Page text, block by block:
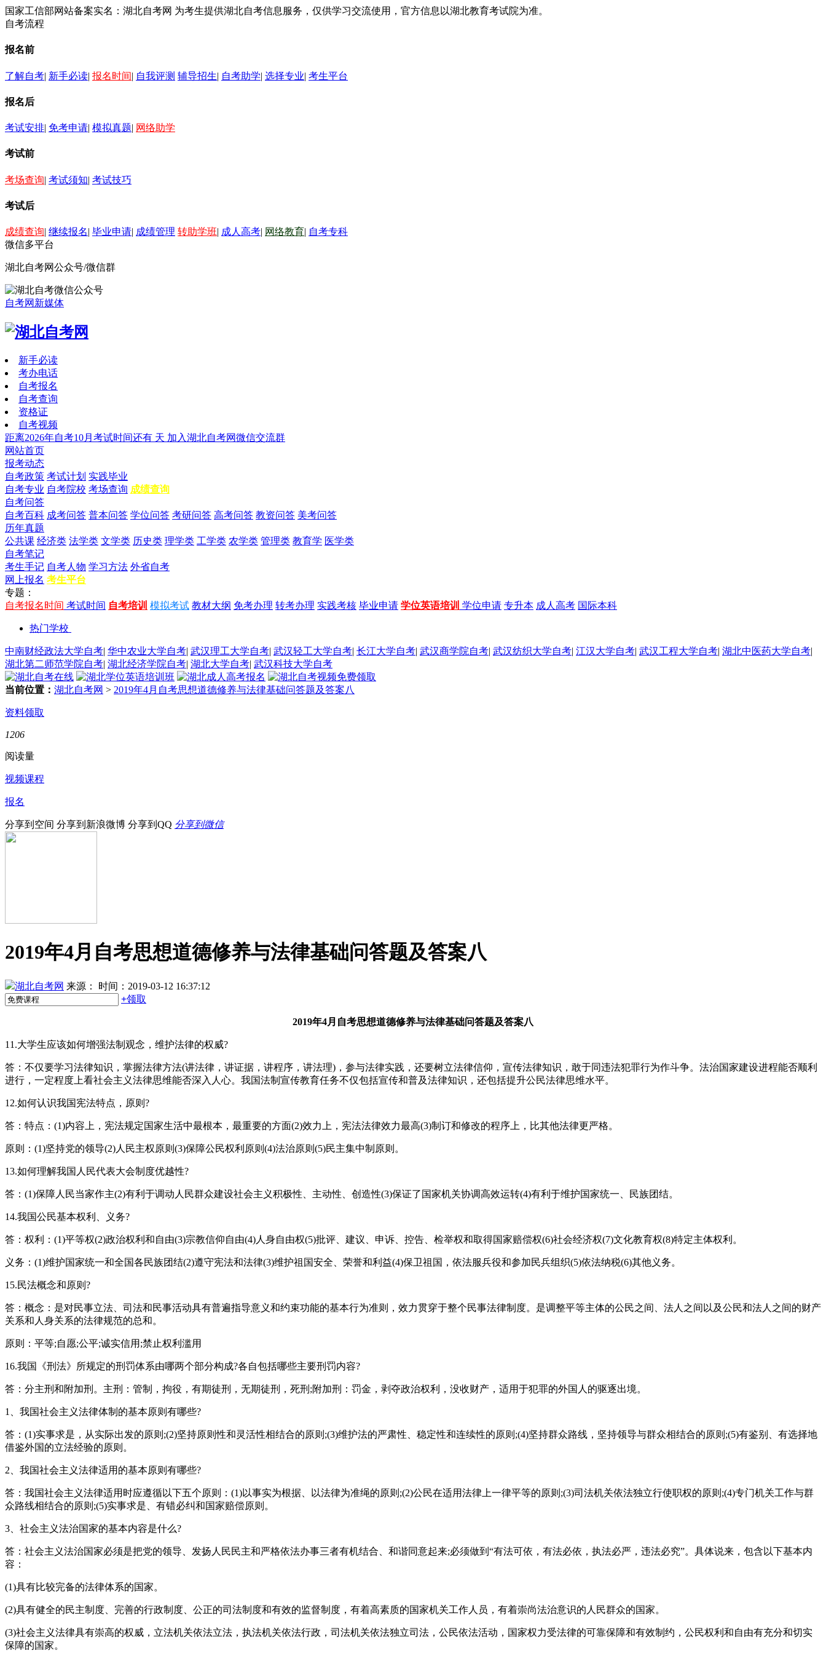
国家工信部网站备案实名：湖北自考网 为考生提供湖北自考信息服务，仅供学习交流使用，官方信息以湖北教育考试院为准。
自考流程
报名前
了解自考| 新手必读| 报名时间| 自我评测 辅导招生| 自考助学| 选择专业| 考生平台
报名后
考试安排| 免考申请| 模拟真题| 网络助学
考试前
考场查询| 考试须知| 考试技巧
考试后
成绩查询| 继续报名| 毕业申请| 成绩管理 转助学班| 成人高考| 网络教育| 自考专科
微信多平台
湖北自考网公众号/微信群
自考网新媒体
新手必读
考办电话
自考报名
自考查询
资格证
自考视频
距离2026年自考10月考试时间还有 天 加入湖北自考网微信交流群
网站首页
报考动态
自考政策 考试计划 实践毕业
自考专业 自考院校 考场查询 成绩查询
自考问答
自考百科 成考问答 普本问答 学位问答 考研问答 高考问答 教资问答 美考问答
历年真题
公共课 经济类 法学类 文学类 历史类 理学类 工学类 农学类 管理类 教育学 医学类
自考笔记
考生手记 自考人物 学习方法 外省自考
网上报名 考生平台
专题：
自考报名时间 考试时间 自考培训 模拟考试 教材大纲 免考办理 转考办理 实践考核 毕业申请 学位英语培训 学位申请 专升本 成人高考 国际本科
热门学校
中南财经政法大学自考| 华中农业大学自考| 武汉理工大学自考| 武汉轻工大学自考| 长江大学自考| 武汉商学院自考| 武汉纺织大学自考| 江汉大学自考| 武汉工程大学自考| 湖北中医药大学自考|
湖北第二师范学院自考| 湖北经济学院自考| 湖北大学自考| 武汉科技大学自考
当前位置： 湖北自考网 > 2019年4月自考思想道德修养与法律基础问答题及答案八
资料领取
1206
阅读量
视频课程
报名
分享到空间 分享到新浪微博 分享到QQ 分享到微信
2019年4月自考思想道德修养与法律基础问答题及答案八
湖北自考网 来源：
时间：2019-03-12 16:37:12
+领取
2019年4月自考思想道德修养与法律基础问答题及答案八
11.大学生应该如何增强法制观念，维护法律的权威?
答：不仅要学习法律知识，掌握法律方法(讲法律，讲证据，讲程序，讲法理)，参与法律实践，还要树立法律信仰，宣传法律知识，敢于同违法犯罪行为作斗争。法治国家建设进程能否顺利
进行，一定程度上看社会主义法律思维能否深入人心。我国法制宣传教育任务不仅包括宣传和普及法律知识，还包括提升公民法律思维水平。
12.如何认识我国宪法特点，原则?
答：特点：(1)内容上，宪法规定国家生活中最根本，最重要的方面(2)效力上，宪法法律效力最高(3)制订和修改的程序上，比其他法律更严格。
原则：(1)坚持党的领导(2)人民主权原则(3)保障公民权利原则(4)法治原则(5)民主集中制原则。
13.如何理解我国人民代表大会制度优越性?
答：(1)保障人民当家作主(2)有利于调动人民群众建设社会主义积极性、主动性、创造性(3)保证了国家机关协调高效运转(4)有利于维护国家统一、民族团结。
14.我国公民基本权利、义务?
答：权利：(1)平等权(2)政治权利和自由(3)宗教信仰自由(4)人身自由权(5)批评、建议、申诉、控告、检举权和取得国家赔偿权(6)社会经济权(7)文化教育权(8)特定主体权利。
义务：(1)维护国家统一和全国各民族团结(2)遵守宪法和法律(3)维护祖国安全、荣誉和利益(4)保卫祖国，依法服兵役和参加民兵组织(5)依法纳税(6)其他义务。
15.民法概念和原则?
答：概念：是对民事立法、司法和民事活动具有普遍指导意义和约束功能的基本行为准则，效力贯穿于整个民事法律制度。是调整平等主体的公民之间、法人之间以及公民和法人之间的财产
关系和人身关系的法律规范的总和。
原则：平等;自愿;公平;诚实信用;禁止权利滥用
16.我国《刑法》所规定的刑罚体系由哪两个部分构成?各自包括哪些主要刑罚内容?
答：分主刑和附加刑。主刑：管制，拘役，有期徒刑，无期徒刑，死刑;附加刑：罚金，剥夺政治权利，没收财产，适用于犯罪的外国人的驱逐出境。
1、我国社会主义法律体制的基本原则有哪些?
答：(1)实事求是，从实际出发的原则;(2)坚持原则性和灵活性相结合的原则;(3)维护法的严肃性、稳定性和连续性的原则;(4)坚持群众路线，坚持领导与群众相结合的原则;(5)有鉴别、有选择地
借鉴外国的立法经验的原则。
2、我国社会主义法律适用的基本原则有哪些?
答：我国社会主义法律适用时应遵循以下五个原则：(1)以事实为根据、以法律为准绳的原则;(2)公民在适用法律上一律平等的原则;(3)司法机关依法独立行使职权的原则;(4)专门机关工作与群
众路线相结合的原则;(5)实事求是、有错必纠和国家赔偿原则。
3、社会主义法治国家的基本内容是什么?
答：社会主义法治国家必须是把党的领导、发扬人民民主和严格依法办事三者有机结合、和谐同意起来;必须做到“有法可依，有法必依，执法必严，违法必究”。具体说来，包含以下基本内
容：
(1)具有比较完备的法律体系的国家。
(2)具有健全的民主制度、完善的行政制度、公正的司法制度和有效的监督制度，有着高素质的国家机关工作人员，有着崇尚法治意识的人民群众的国家。
(3)社会主义法律具有崇高的权威，立法机关依法立法，执法机关依法行政，司法机关依法独立司法，公民依法活动，国家权力受法律的可靠保障和有效制约，公民权利和自由有充分和切实
保障的国家。